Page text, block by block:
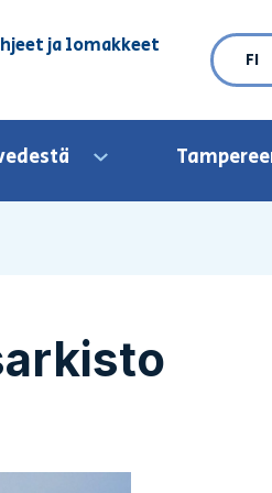
ja lomakkeet
FI
Avaa valikko